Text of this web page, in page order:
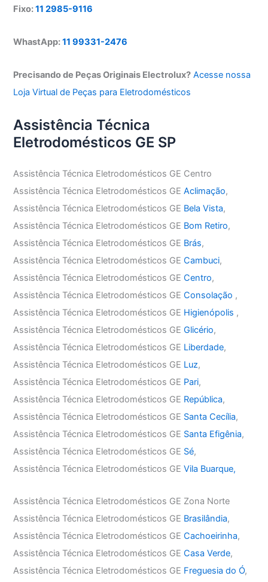
Fixo:11 2985-9116
WhastApp:11 99331-2476
Precisando de Peças Originais Electrolux? Acesse nossa
Loja Virtual de Peças para Eletrodomésticos
Assistência Técnica
Eletrodomésticos GE SP
Assistência Técnica Eletrodomésticos GE Centro
Assistência Técnica Eletrodomésticos GEAclimação,
Assistência Técnica Eletrodomésticos GE Bela Vista,
Assistência Técnica Eletrodomésticos GE Bom Retiro,
Assistência Técnica Eletrodomésticos GE Brás,
Assistência Técnica Eletrodomésticos GECambuci,
Assistência Técnica Eletrodomésticos GECentro,
Assistência Técnica Eletrodomésticos GEConsolação ,
Assistência Técnica Eletrodomésticos GE Higienópolis ,
Assistência Técnica Eletrodomésticos GEGlicério,
Assistência Técnica Eletrodomésticos GE Liberdade,
Assistência Técnica Eletrodomésticos GE Luz,
Assistência Técnica Eletrodomésticos GE Pari,
Assistência Técnica Eletrodomésticos GE República,
Assistência Técnica Eletrodomésticos GE Santa Cecília,
Assistência Técnica Eletrodomésticos GE Santa Efigênia,
Assistência Técnica Eletrodomésticos GE Sé,
Assistência Técnica Eletrodomésticos GEVila Buarque,
Assistência Técnica Eletrodomésticos GE Zona Norte
Assistência Técnica Eletrodomésticos GE Brasilândia,
Assistência Técnica Eletrodomésticos GECachoeirinha,
Assistência Técnica Eletrodomésticos GECasa Verde,
Assistência Técnica Eletrodomésticos GE Freguesia do Ó,